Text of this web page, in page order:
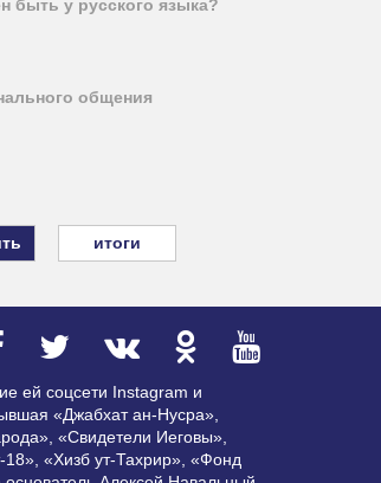
быть у русского языка?
общения
итоги
ей соцсети Instagram и
«Джабхат ан-Нусра»,
«Свидетели Иеговы»,
«Хизб ут-Тахрир», «Фонд